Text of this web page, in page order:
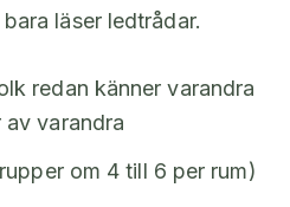
läser ledtrådar.
redan känner varandra
varandra
om 4 till 6 per rum)